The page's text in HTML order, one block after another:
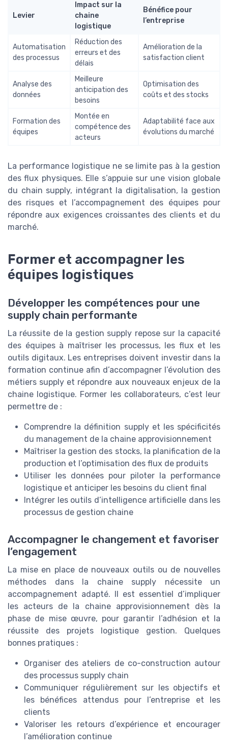
Levier
Impact sur la
chaine
logistique
Bénéfice pour
l’entreprise
Automatisation
des processus
Réduction des
erreurs et des
délais
Amélioration de la
satisfaction client
Analyse des
données
Meilleure
anticipation des
besoins
Optimisation des
coûts et des stocks
Formation des
équipes
Montée en
compétence des
acteurs
Adaptabilité face aux
évolutions du marché
La performance logistique ne se limite pas à la gestion
des flux physiques. Elle s’appuie sur une vision globale
du chain supply, intégrant la digitalisation, la gestion
des risques et l’accompagnement des équipes pour
répondre aux exigences croissantes des clients et du
marché.
Former et accompagner les
équipes logistiques
Développer les compétences pour une
supply chain performante
La réussite de la gestion supply repose sur la capacité
des équipes à maîtriser les processus, les flux et les
outils digitaux. Les entreprises doivent investir dans la
formation continue afin d’accompagner l’évolution des
métiers supply et répondre aux nouveaux enjeux de la
chaine logistique. Former les collaborateurs, c’est leur
permettre de :
Comprendre la définition supply et les spécificités
du management de la chaine approvisionnement
Maîtriser la gestion des stocks, la planification de la
production et l’optimisation des flux de produits
Utiliser les données pour piloter la performance
logistique et anticiper les besoins du client final
Intégrer les outils d’intelligence artificielle dans les
processus de gestion chaine
Accompagner le changement et favoriser
l’engagement
La mise en place de nouveaux outils ou de nouvelles
méthodes dans la chaine supply nécessite un
accompagnement adapté. Il est essentiel d’impliquer
les acteurs de la chaine approvisionnement dès la
phase de mise œuvre, pour garantir l’adhésion et la
réussite des projets logistique gestion. Quelques
bonnes pratiques :
Organiser des ateliers de co-construction autour
des processus supply chain
Communiquer régulièrement sur les objectifs et
les bénéfices attendus pour l’entreprise et les
clients
Valoriser les retours d’expérience et encourager
l’amélioration continue